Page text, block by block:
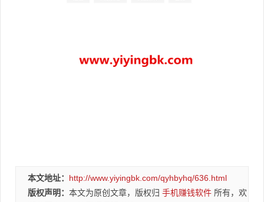
本文地址： http://www.yiyingbk.com/qyhbyhq/636.html
版权声明： 本文为原创文章，版权归 手机赚钱软件 所有，欢